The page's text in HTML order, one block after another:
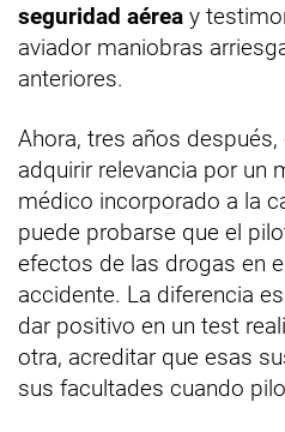
seguridad aérea y
aviador maniobras
anteriores.
Ahora, tres años después,
adquirir relevancia por un
médico incorporado a la
puede probarse que el
efectos de las drogas en
accidente. La diferencia
dar positivo en un test
otra, acreditar que esas
sus facultades cuando